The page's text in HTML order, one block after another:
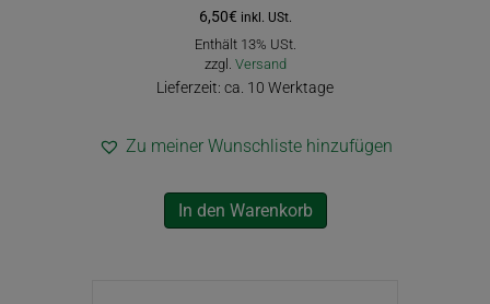
6,50€ inkl. USt.
Enthält 13% USt.
zzgl. Versand
Lieferzeit: ca. 10 Werktage
Zu meiner Wunschliste hinzufügen
In den Warenkorb